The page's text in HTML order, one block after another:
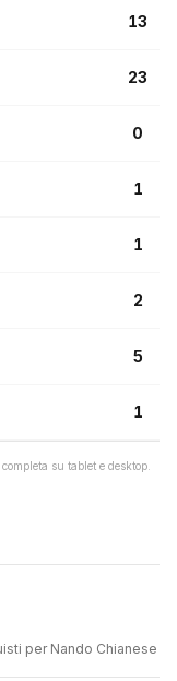
13
23
0
1
1
2
5
1
su tablet e desktop.
per Nando Chianese